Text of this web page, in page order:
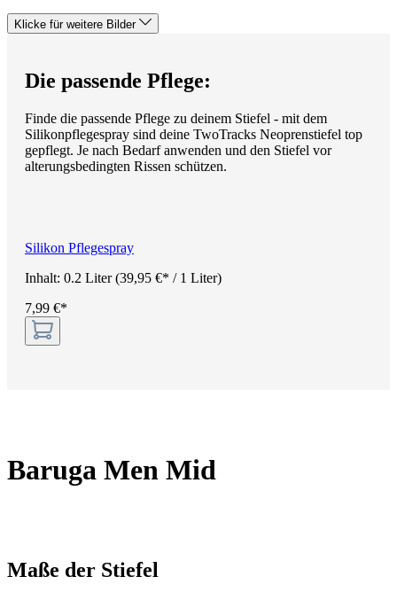
Klicke für weitere Bilder
Die passende Pflege:
Finde die passende Pflege zu deinem Stiefel - mit dem
Silikonpflegespray sind deine TwoTracks Neoprenstiefel top
gepflegt. Je nach Bedarf anwenden und den Stiefel vor
alterungsbedingten Rissen schützen.
Silikon Pflegespray
Inhalt: 0.2 Liter(39,95 €* / 1 Liter)
7,99 €*
Baruga Men Mid
Maße der Stiefel